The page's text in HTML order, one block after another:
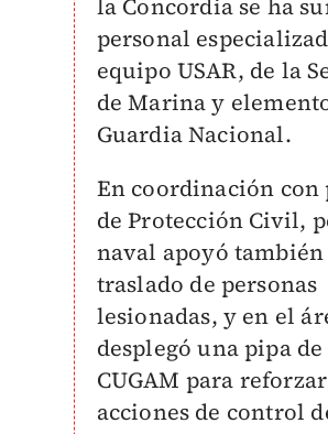
la Concordia se ha
personal
equipo USAR, de la
de Marina y
Guardia Nacional.
En coordinación con
de Protección Civil,
naval apoyó
traslado de personas
lesionadas, y en el
desplegó una pipa
CUGAM para
acciones de control